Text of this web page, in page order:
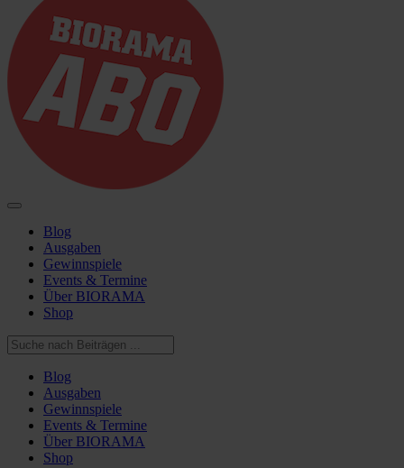
Blog
Ausgaben
Gewinnspiele
Events & Termine
Über BIORAMA
Shop
Blog
Ausgaben
Gewinnspiele
Events & Termine
Über BIORAMA
Shop